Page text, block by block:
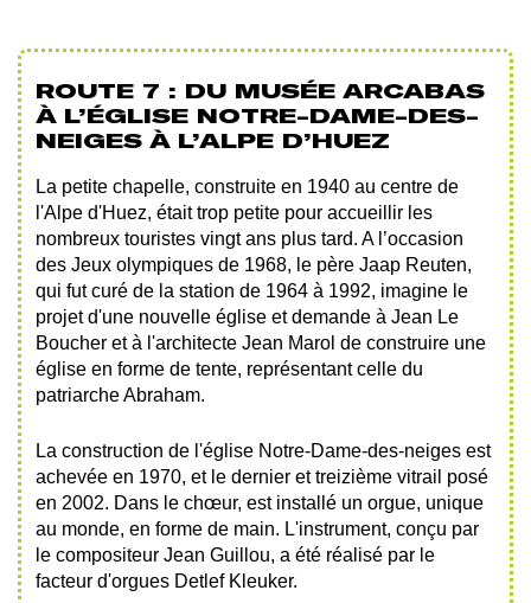
ROUTE 7 : DU MUSÉE ARCABAS
À L’ÉGLISE NOTRE-DAME-DES-
NEIGES À L’ALPE D’HUEZ
La petite chapelle, construite en 1940 au centre de
l'Alpe d'Huez, était trop petite pour accueillir les
nombreux touristes vingt ans plus tard. A l’occasion
des Jeux olympiques de 1968, le père Jaap Reuten,
qui fut curé de la station de 1964 à 1992, imagine le
projet d'une nouvelle église et demande à Jean Le
Boucher et à l'architecte Jean Marol de construire une
église en forme de tente, représentant celle du
patriarche Abraham.
La construction de l'église Notre-Dame-des-neiges est
achevée en 1970, et le dernier et treizième vitrail posé
en 2002. Dans le chœur, est installé un orgue, unique
au monde, en forme de main. L'instrument, conçu par
le compositeur Jean Guillou, a été réalisé par le
facteur d'orgues Detlef Kleuker.